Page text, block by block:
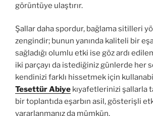
görüntüye ulaştırır.
Şallar daha spordur, bağlama sitilleri
zengindir; bunun yanında kaliteli bir
sağladığı olumlu etki ise göz ardı
iki parçayı da istediğiniz günlerde her
kendinizi farklı hissetmek için
Tesettür Abiye kıyafetlerinizi şallarla
bir toplantıda eşarbın asil, gösterişli
yararlanmanız da mümkün.